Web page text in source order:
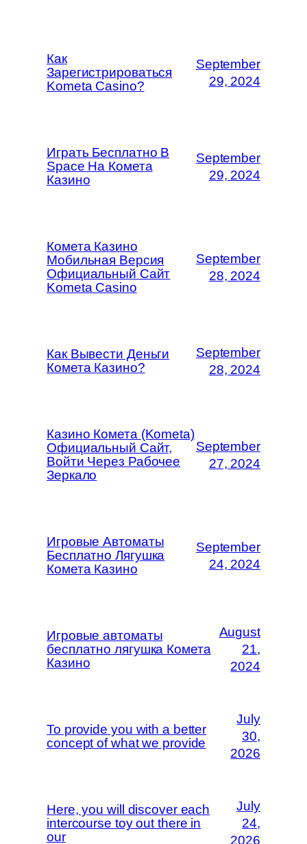
Как
Зарегистрироваться
Kometa Casino?
September
29, 2024
Играть Бесплатно В
Space На Комета
Казино
September
29, 2024
Комета Казино
Мобильная Версия
Официальный Сайт
Kometa Casino
September
28, 2024
Как Вывести Деньги
Комета Казино?
September
28, 2024
Казино Комета (Kometa)
Официальный Сайт,
Войти Через Рабочее
Зеркало
September
27, 2024
Игровые Автоматы
Бесплатно Лягушка
Комета Казино
September
24, 2024
Игровые автоматы
бесплатно лягушка Комета
Казино
August
21,
2024
To provide you with a better
concept of what we provide
July
30,
2026
Here, you will discover each
intercourse toy out there in
our
July
24,
2026